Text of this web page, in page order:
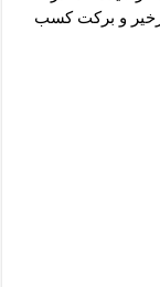
سلیمان
و برکت کسب